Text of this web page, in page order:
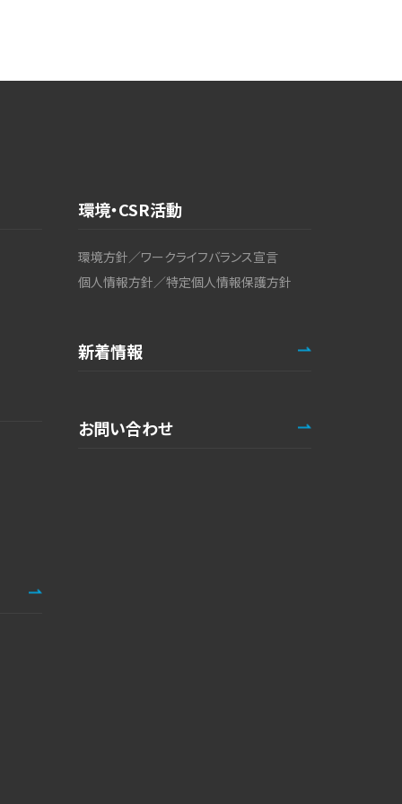
環境・CSR活動
環境方針／ワークライフバランス宣言
個人情報方針／特定個人情報保護方針
新着情報
お問い合わせ